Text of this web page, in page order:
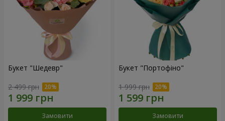
Букет "Шедевр"
2 499 грн
Замовити
Букет "Портофіно"
1 999 грн
Замовити